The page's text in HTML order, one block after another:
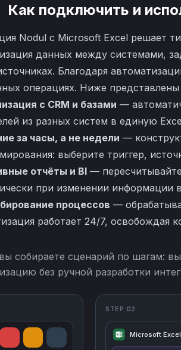
Как подключить и
Nodul с Microsoft Excel решает
данных между системами,
Благодаря
операциях. Ниже
с CRM и базами —
из разных систем в единую
за часы, а не недели —
выберите триггер,
отчёты и BI —
при изменении информации
процессов —
работает 24/7, освобождая
собираете сценарий по шагам:
без ручной разработки
STEP 02
Microsoft Excel